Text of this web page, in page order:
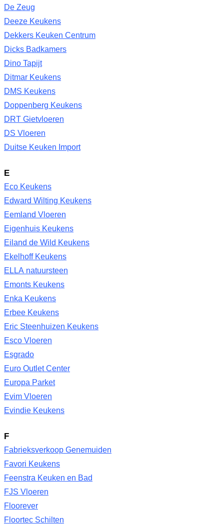
De Zeug
Deeze Keukens
Dekkers Keuken Centrum
Dicks Badkamers
Dino Tapijt
Ditmar Keukens
DMS Keukens
Doppenberg Keukens
DRT Gietvloeren
DS Vloeren
Duitse Keuken Import
E
Eco Keukens
Edward Wilting Keukens
Eemland Vloeren
Eigenhuis Keukens
Eiland de Wild Keukens
Ekelhoff Keukens
ELLA natuursteen
Emonts Keukens
Enka Keukens
Erbee Keukens
Eric Steenhuizen Keukens
Esco Vloeren
Esgrado
Euro Outlet Center
Europa Parket
Evim Vloeren
Evindie Keukens
F
Fabrieksverkoop Genemuiden
Favori Keukens
Feenstra Keuken en Bad
FJS Vloeren
Floorever
Floortec Schilten